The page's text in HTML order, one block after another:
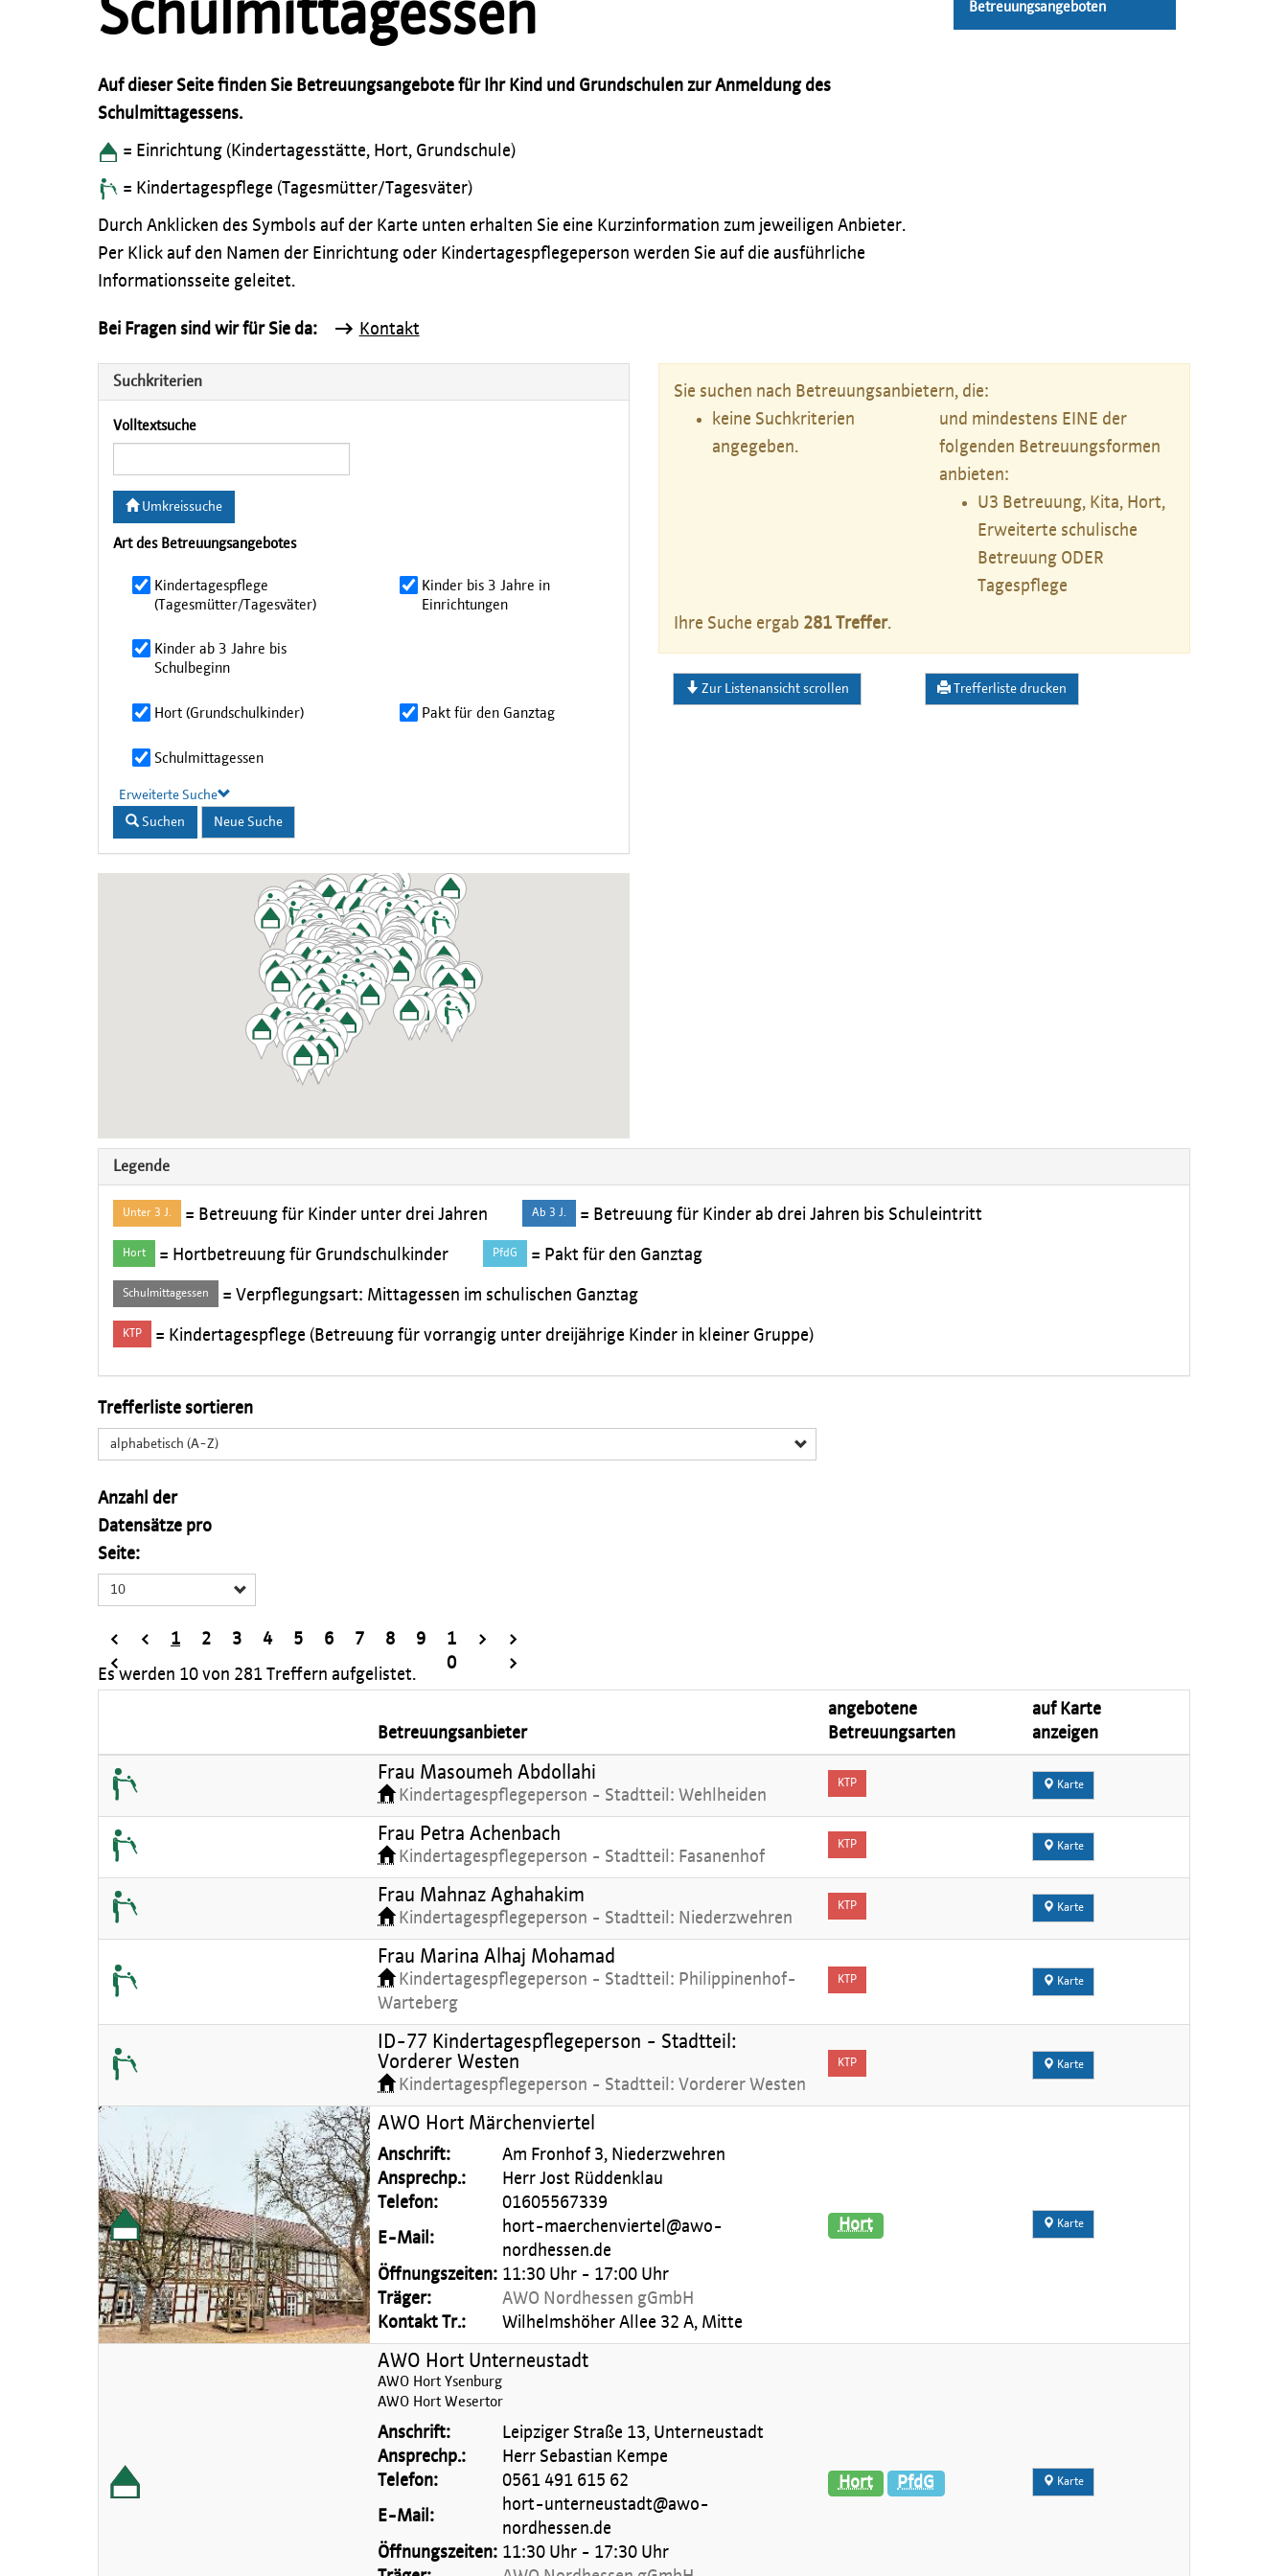
Schulmittagessen
Auf dieser Seite finden Sie Betreuungsangebote für Ihr Kind und Grundschulen zur Anmeldung des
Schulmittagessens.
= Einrichtung (Kindertagesstätte, Hort, Grundschule)
= Kindertagespflege (Tagesmütter/Tagesväter)
Durch Anklicken des Symbols auf der Karte unten erhalten Sie eine Kurzinformation zum jeweiligen Anbieter.
Per Klick auf den Namen der Einrichtung oder Kindertagespflegeperson werden Sie auf die ausführliche
Informationsseite geleitet.
Bei Fragen sind wir für Sie da: Kontakt
Betreuungsangeboten
Suchkriterien
Volltextsuche
Umkreissuche
Art des Betreuungsangebotes
Kindertagespflege
(Tagesmütter/Tagesväter)
Kinder bis 3 Jahre in
Einrichtungen
Kinder ab 3 Jahre bis
Schulbeginn
Hort (Grundschulkinder) Pakt für den Ganztag
Schulmittagessen
Erweiterte Suche
Suchen
Neue Suche
Sie suchen nach Betreuungsanbietern, die:
keine Suchkriterien
angegeben.
und mindestens EINE der
folgenden Betreuungsformen
anbieten:
U3 Betreuung, Kita, Hort,
Erweiterte schulische
Betreuung ODER
Tagespflege
Ihre Suche ergab 281 Treffer.
Zur Listenansicht scrollen Trefferliste drucken
Legende
Unter 3 J. = Betreuung für Kinder unter drei Jahren Ab 3 J. = Betreuung für Kinder ab drei Jahren bis Schuleintritt
Hort = Hortbetreuung für Grundschulkinder PfdG = Pakt für den Ganztag
Schulmittagessen = Verpflegungsart: Mittagessen im schulischen Ganztag
KTP = Kindertagespflege (Betreuung für vorrangig unter dreijährige Kinder in kleiner Gruppe)
Trefferliste sortieren
alphabetisch (A-Z)
Anzahl der
Datensätze pro
Seite:
10
<
<
< 1 2 3 4 5 6 7 8 9
1
0
>
>
>
Es werden 10 von 281 Treffern aufgelistet.
Betreuungsanbieter
angebotene
Betreuungsarten
auf Karte
anzeigen
Frau Masoumeh Abdollahi
Kindertagespflegeperson - Stadtteil: Wehlheiden
KTP Karte
Frau Petra Achenbach
Kindertagespflegeperson - Stadtteil: Fasanenhof
KTP Karte
Frau Mahnaz Aghahakim
Kindertagespflegeperson - Stadtteil: Niederzwehren
KTP Karte
Frau Marina Alhaj Mohamad
Kindertagespflegeperson - Stadtteil: Philippinenhof-
Warteberg
KTP Karte
ID-77 Kindertagespflegeperson - Stadtteil:
Vorderer Westen
Kindertagespflegeperson - Stadtteil: Vorderer Westen
KTP Karte
AWO Hort Märchenviertel
Anschrift:
Am Fronhof 3, Niederzwehren
Ansprechp.:
Herr Jost Rüddenklau
Telefon:
01605567339
E-Mail:
hort-maerchenviertel@awo-
nordhessen.de
Öffnungszeiten: 11:30 Uhr - 17:00 Uhr
Träger:
AWO Nordhessen gGmbH
Kontakt Tr.:
Wilhelmshöher Allee 32 A, Mitte
Hort Karte
AWO Hort Unterneustadt
AWO Hort Ysenburg
AWO Hort Wesertor
Anschrift:
Leipziger Straße 13, Unterneustadt
Ansprechp.:
Herr Sebastian Kempe
Telefon:
0561 491 615 62
E-Mail:
hort-unterneustadt@awo-
nordhessen.de
Öffnungszeiten: 11:30 Uhr - 17:30 Uhr
Hort PfdG Karte